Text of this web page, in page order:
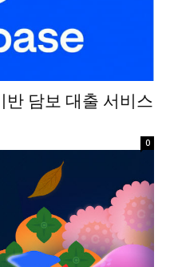
반 담보 대출 서비스
0